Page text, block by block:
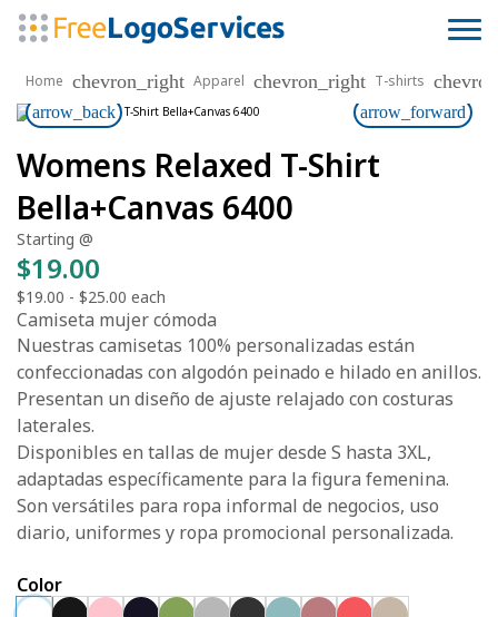
Home chevron_right Apparel chevron_right T-shirts
arrow_back arrow_forward
Womens Relaxed T-Shirt
Bella+Canvas 6400
Starting @
$19.00
$19.00 - $25.00 each
Camiseta mujer cómoda
Nuestras camisetas 100% personalizadas están
confeccionadas con algodón peinado e hilado en anillos.
Presentan un diseño de ajuste relajado con costuras
laterales.
Disponibles en tallas de mujer desde S hasta 3XL,
adaptadas específicamente para la figura femenina.
Son versátiles para ropa informal de negocios, uso
diario, uniformes y ropa promocional personalizada.
Color